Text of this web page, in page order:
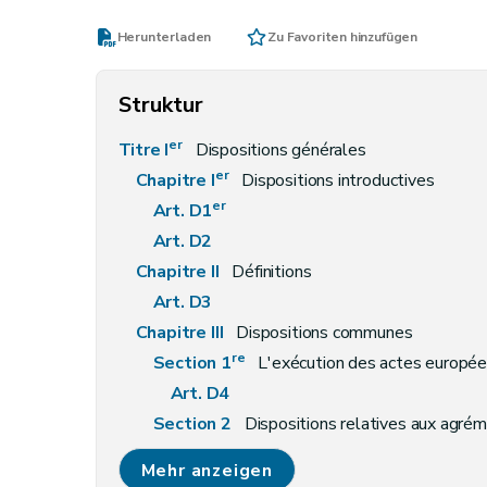
Herunterladen Zu Favoriten hinzufügen
Struktur
Titre Ier
Dispositions générales
Chapitre Ier
Dispositions introductives
Art. D1er
Art. D2
Chapitre II Définitions
Art. D3
Chapitre III Dispositions communes
Section 1re
L'exécution des actes
Art. D4
Section 2
Dispositions relatives aux
Art. D5
Mehr anzeigen